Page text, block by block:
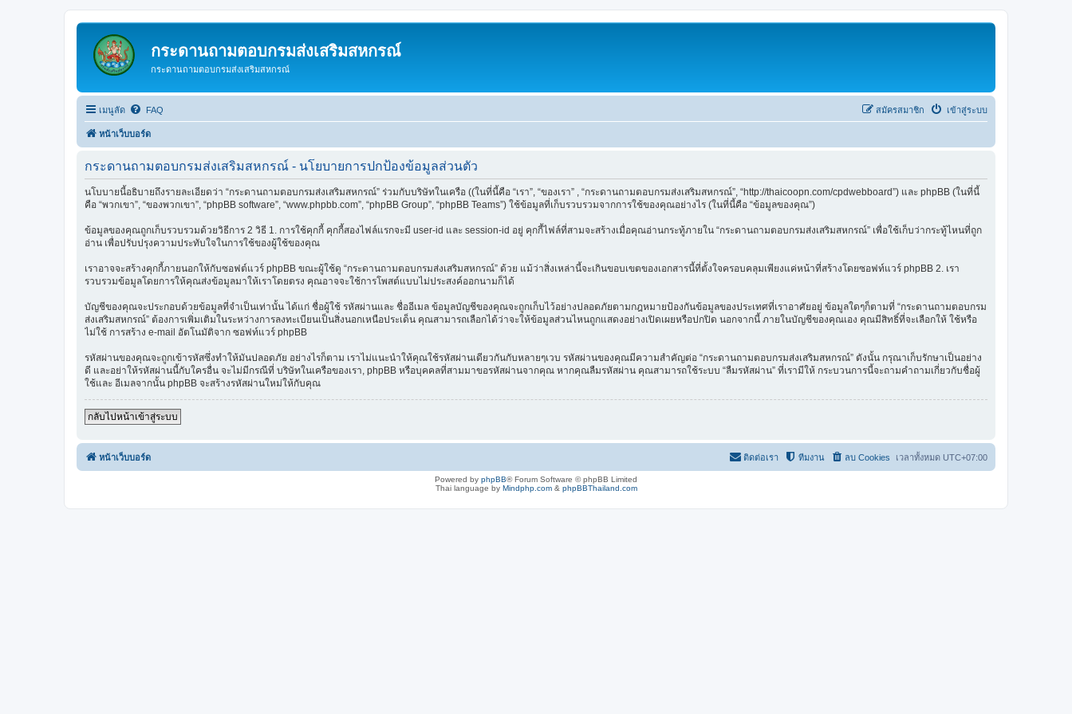
กระดานถามตอบกรมส่งเสริมสหกรณ์
กระดานถามตอบกรมส่งเสริมสหกรณ์
เมนูลัด FAQ เข้าสู่ระบบ
สมัครสมาชิก
หน้าเว็บบอร์ด
กระดานถามตอบกรมส่งเสริมสหกรณ์ - นโยบายการปกป้องข้อมูลส่วนตัว
นโบบายนี้อธิบายถึงรายละเอียดว่า “กระดานถามตอบกรมส่งเสริมสหกรณ์” ร่วมกับบริษัทในเครือ ((ในที่นี้คือ “เรา”, “ของเรา” , “กระดานถามตอบกรมส่งเสริมสหกรณ์”, “http://thaicoopn.com/cpdwebboard”) และ phpBB (ในที่นี้
คือ “พวกเขา”, “ของพวกเขา”, “phpBB software”, “www.phpbb.com”, “phpBB Group”, “phpBB Teams”) ใช้ข้อมูลที่เก็บรวบรวมจากการใช้ของคุณอย่างไร (ในที่นี้คือ “ข้อมูลของคุณ”)
ข้อมูลของคุณถูกเก็บรวบรวมด้วยวิธีการ 2 วิธี 1. การใช้คุกกี้ คุกกี้สองไฟล์แรกจะมี user-id และ session-id อยู่ คุกกี้ไฟล์ที่สามจะสร้างเมื่อคุณอ่านกระทู้ภายใน “กระดานถามตอบกรมส่งเสริมสหกรณ์” เพื่อใช้เก็บว่ากระทู้ไหนที่ถูก
อ่าน เพื่อปรับปรุงความประทับใจในการใช้ของผู้ใช้ของคุณ
เราอาจจะสร้างคุกกี้ภายนอกให้กับซอฟต์แวร์ phpBB ขณะผู้ใช้ดู “กระดานถามตอบกรมส่งเสริมสหกรณ์” ด้วย แม้ว่าสิ่งเหล่านี้จะเกินขอบเขตของเอกสารนี้ที่ตั้งใจครอบคลุมเพียงแค่หน้าที่สร้างโดยซอฟท์แวร์ phpBB 2. เรา
รวบรวมข้อมูลโดยการให้คุณส่งข้อมูลมาให้เราโดยตรง คุณอาจจะใช้การโพสต์แบบไม่ประสงค์ออกนามก็ได้
บัญชีของคุณจะประกอบด้วยข้อมูลที่จำเป็นเท่านั้น ได้แก่ ชื่อผู้ใช้ รหัสผ่านและ ชื่ออีเมล ข้อมูลบัญชีของคุณจะถูกเก็บไว้อย่างปลอดภัยตามกฎหมายป้องกันข้อมูลของประเทศที่เราอาศัยอยู่ ข้อมูลใดๆก็ตามที่ “กระดานถามตอบกรม
ส่งเสริมสหกรณ์” ต้องการเพิ่มเติมในระหว่างการลงทะเบียนเป็นสิ่งนอกเหนือประเด็น คุณสามารถเลือกได้ว่าจะให้ข้อมูลส่วนไหนถูกแสดงอย่างเปิดเผยหรือปกปิด นอกจากนี้ ภายในบัญชีของคุณเอง คุณมีสิทธิ์ที่จะเลือกให้ ใช้หรือ
ไม่ใช้ การสร้าง e-mail อัตโนมัติจาก ซอฟท์แวร์ phpBB
รหัสผ่านของคุณจะถูกเข้ารหัสซึ่งทำให้มันปลอดภัย อย่างไรก็ตาม เราไม่แนะนำให้คุณใช้รหัสผ่านเดียวกันกับหลายๆเวบ รหัสผ่านของคุณมีความสำคัญต่อ “กระดานถามตอบกรมส่งเสริมสหกรณ์” ดังนั้น กรุณาเก็บรักษาเป็นอย่าง
ดี และอย่าให้รหัสผ่านนี้กับใครอื่น จะไม่มีกรณีที่ บริษัทในเครือของเรา, phpBB หรือบุคคลที่สามมาขอรหัสผ่านจากคุณ หากคุณลืมรหัสผ่าน คุณสามารถใช้ระบบ “ลืมรหัสผ่าน” ที่เรามีให้ กระบวนการนี้จะถามคำถามเกี่ยวกับชื่อผู้
ใช้และ อีเมลจากนั้น phpBB จะสร้างรหัสผ่านใหม่ให้กับคุณ
กลับไปหน้าเข้าสู่ระบบ
หน้าเว็บบอร์ด เวลาทั้งหมด UTC+07:00
ลบ Cookies
ทีมงาน
ติดต่อเรา
Powered by phpBB® Forum Software © phpBB Limited
Thai language by Mindphp.com& phpBBThailand.com